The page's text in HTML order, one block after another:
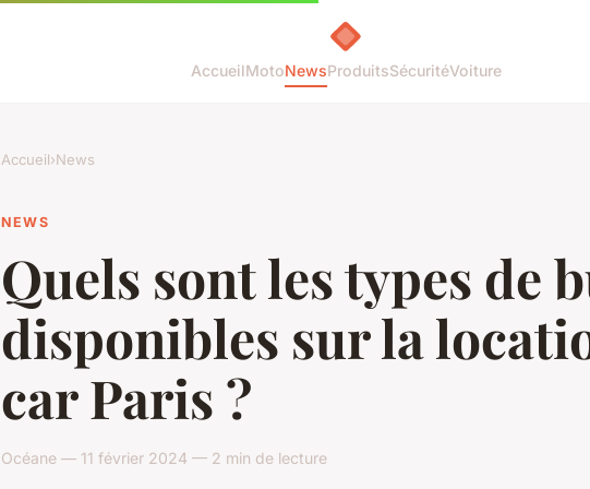
AccueilMotoNewsProduitsSécuritéVoiture
Accueil›News
NEWS
Quels sont les types de
disponibles sur la
car Paris ?
Océane — 11 février 2024 — 2 min de lecture